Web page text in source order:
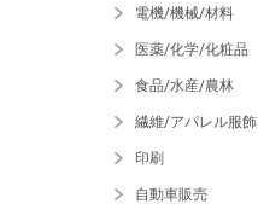
電機/機械/材料
医薬/化学/化粧品
食品/水産/農林
繊維/アパレル服飾
印刷
自動車販売